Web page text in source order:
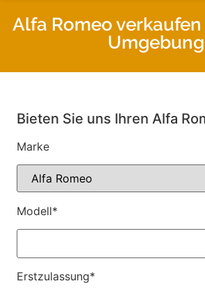
Alfa Romeo
Umgebung
Bieten Sie uns Ihren Alfa
Marke
Modell*
Erstzulassung*